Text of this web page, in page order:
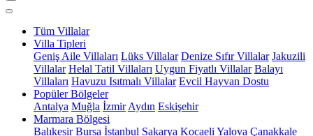
Tüm Villalar
Villa Tipleri
Geniş Aile Villaları Lüks Villalar Denize Sıfır Villalar Jakuzili
Villalar Helal Tatil Villaları Uygun Fiyatlı Villalar Balayı
Villaları Havuzu Isıtmalı Villalar Evcil Hayvan Dostu
Popüler Bölgeler
Antalya Muğla İzmir Aydın Eskişehir
Marmara Bölgesi
Balıkesir Bursa İstanbul Sakarya Kocaeli Yalova Çanakkale